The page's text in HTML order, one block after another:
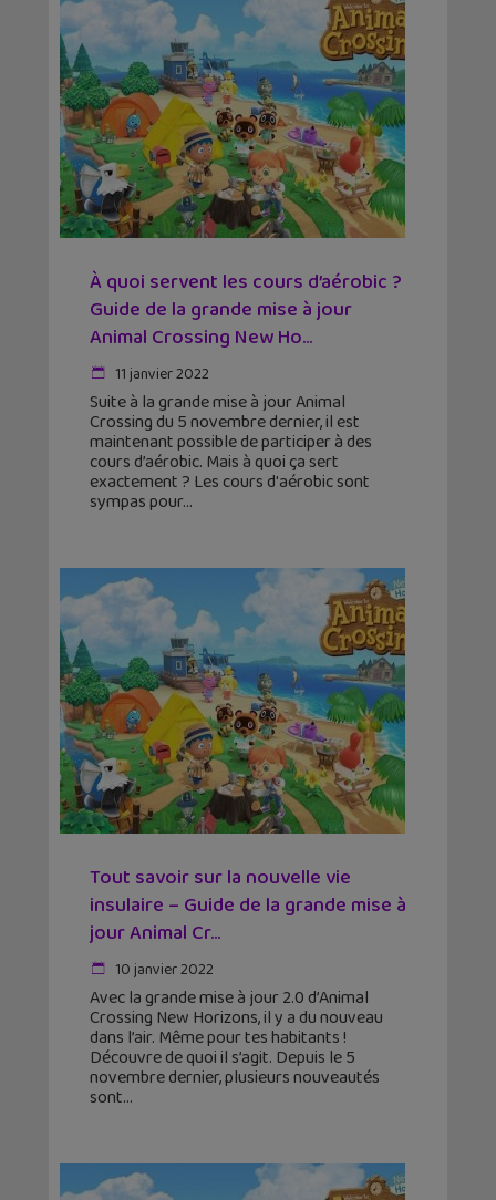
À quoi servent les cours d’aérobic ?
Guide de la grande mise à jour
Animal Crossing New Ho...
11 janvier 2022
Suite à la grande mise à jour Animal
Crossing du 5 novembre dernier, il est
maintenant possible de participer à des
cours d’aérobic. Mais à quoi ça sert
exactement ? Les cours d'aérobic sont
sympas pour
Tout savoir sur la nouvelle vie
insulaire – Guide de la grande mise à
jour Animal Cr...
10 janvier 2022
Avec la grande mise à jour 2.0 d’Animal
Crossing New Horizons, il y a du nouveau
dans l’air. Même pour tes habitants !
Découvre de quoi il s’agit. Depuis le 5
novembre dernier, plusieurs nouveautés
sont